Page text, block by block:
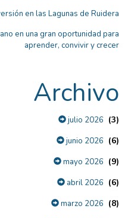
en las Lagunas de Ruidera
en una gran oportunidad para
aprender, convivir y crecer
Archivo
julio 2026 (3)
junio 2026 (6)
mayo 2026 (9)
abril 2026 (6)
marzo 2026 (8)